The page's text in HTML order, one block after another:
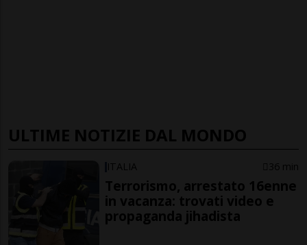
ULTIME NOTIZIE DAL MONDO
ITALIA 36 min
Terrorismo, arrestato 16enne
in vacanza: trovati video e
propaganda jihadista